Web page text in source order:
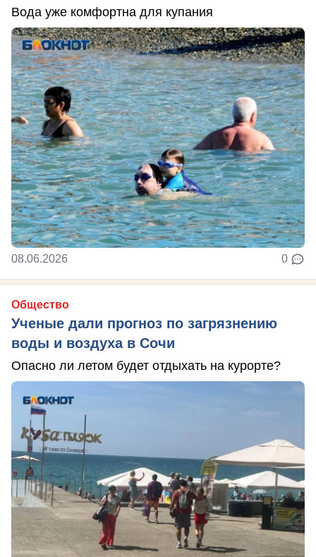
Вода уже комфортна для купания
08.06.2026 0
Общество
Ученые дали прогноз по загрязнению
воды и воздуха в Сочи
Опасно ли летом будет отдыхать на курорте?